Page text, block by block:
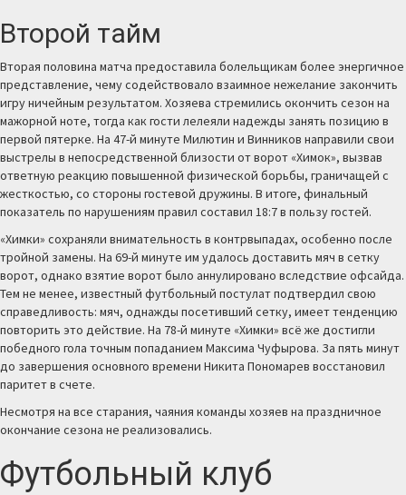
Второй тайм
Вторая половина матча предоставила болельщикам более энергичное
представление, чему содействовало взаимное нежелание закончить
игру ничейным результатом. Хозяева стремились окончить сезон на
мажорной ноте, тогда как гости лелеяли надежды занять позицию в
первой пятерке. На 47-й минуте Милютин и Винников направили свои
выстрелы в непосредственной близости от ворот «Химок», вызвав
ответную реакцию повышенной физической борьбы, граничащей с
жесткостью, со стороны гостевой дружины. В итоге, финальный
показатель по нарушениям правил составил 18:7 в пользу гостей.
«Химки» сохраняли внимательность в контрвыпадах, особенно после
тройной замены. На 69-й минуте им удалось доставить мяч в сетку
ворот, однако взятие ворот было аннулировано вследствие офсайда.
Тем не менее, известный футбольный постулат подтвердил свою
справедливость: мяч, однажды посетивший сетку, имеет тенденцию
повторить это действие. На 78-й минуте «Химки» всё же достигли
победного гола точным попаданием Максима Чуфырова. За пять минут
до завершения основного времени Никита Пономарев восстановил
паритет в счете.
Несмотря на все старания, чаяния команды хозяев на праздничное
окончание сезона не реализовались.
Футбольный клуб